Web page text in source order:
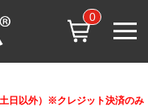
0
日以外）※クレジット決済のみ